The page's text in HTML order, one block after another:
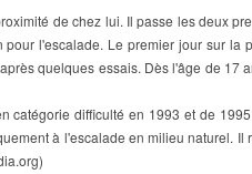
de chez lui. Il passe les deux
l'escalade. Le premier jour sur
quelques essais. Dès l'âge de 17
difficulté en 1993 et de
à l'escalade en milieu naturel.